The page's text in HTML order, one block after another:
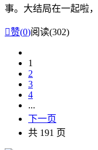
事。大结局在一起啦
赞(0)阅读(302)
1
2
3
4
...
下一页
共 191 页